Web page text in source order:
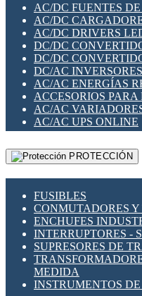
SWITCH Y
TARJETAS PI
UNIÓN Y
PLACAS
SWITCHES Y
SOLUCIONES IOT
SOLUCIONES
SOLUCIONES RED
SEGURIDAD PARA
SWITCHES LAN
TELEFONÍA IP
VIGILANCIA IP
MESHTASTIC
AC/DC FUENTES DE
AC/DC
AC/DC DRIVERS
DC/DC
DC/DC
DC/AC
AC/AC ENERGÍAS
ACCESORIOS PARA
AC/AC
AC/AC UPS ONLINE
PROTECCIÓN
FUSIBLES
CONMUTADORES
ENCHUFES
INTERRUPTORES -
SUPRESORES DE
MEDIDA
INSTRUMENTOS